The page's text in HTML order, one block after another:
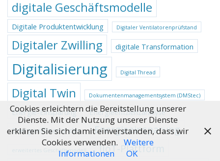
digitale Geschäftsmodelle
Digitale Produktentwicklung Digitaler Ventilatorenprüfstand
Digitaler Zwilling digitale Transformation
Digitalisierung Digital Thread
Digital Twin Dokumentenmanagementsystem (DMStec)
Energie-Einsparung
Energieeffizienzanalyse
Energieeffizienzindex
Energieeinsparung
erweitertes Geschäftsmodell IIoT-Plattform
Cookies erleichtern die Bereitstellung unserer
Dienste. Mit der Nutzung unserer Dienste
erklären Sie sich damit einverstanden, dass wir
Cookies verwenden. Weitere
Informationen
OK